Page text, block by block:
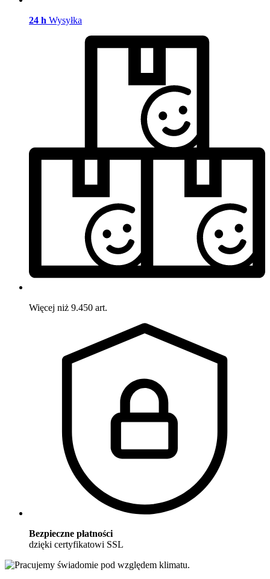
24 h Wysyłka
Więcej niż 9.450 art.
Bezpieczne płatności
dzięki certyfikatowi SSL